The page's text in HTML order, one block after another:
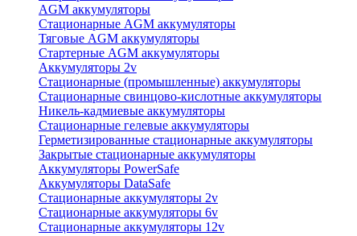
AGM аккумуляторы
Стационарные AGM аккумуляторы
Тяговые AGM аккумуляторы
Стартерные AGM аккумуляторы
Аккумуляторы 2v
Стационарные (промышленные) аккумуляторы
Стационарные свинцово-кислотные аккумуляторы
Никель-кадмиевые аккумуляторы
Стационарные гелевые аккумуляторы
Герметизированные стационарные аккумуляторы
Закрытые стационарные аккумуляторы
Аккумуляторы PowerSafe
Аккумуляторы DataSafe
Стационарные аккумуляторы 2v
Стационарные аккумуляторы 6v
Стационарные аккумуляторы 12v